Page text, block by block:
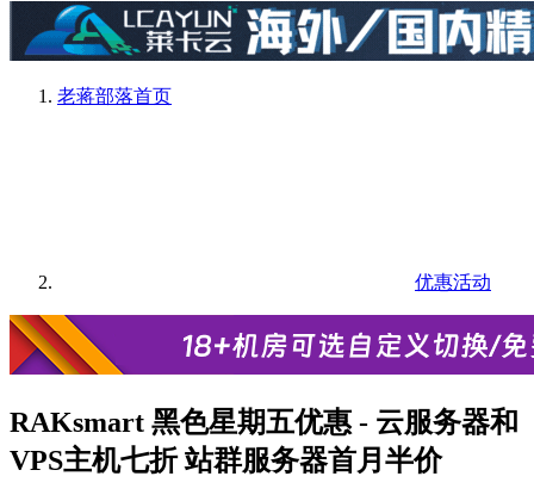
老蒋部落首页
优惠活动
RAKsmart 黑色星期五优惠 - 云服务器和
VPS主机七折 站群服务器首月半价